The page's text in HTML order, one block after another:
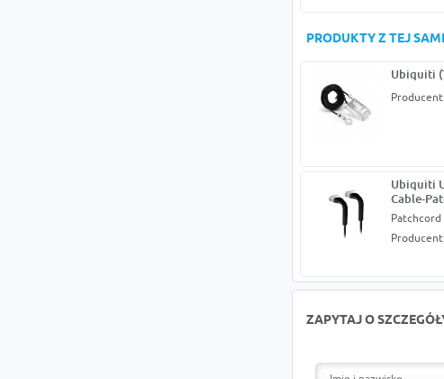
PRODUKTY Z TEJ
Ubiquiti
Producent:
Ubiquiti
Cable-
Patchcord
Producent:
ZAPYTAJ O